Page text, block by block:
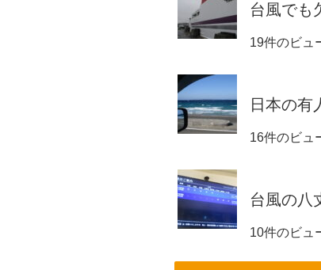
台風でも
19件のビュ
日本の有
16件のビュ
台風の八
10件のビュ